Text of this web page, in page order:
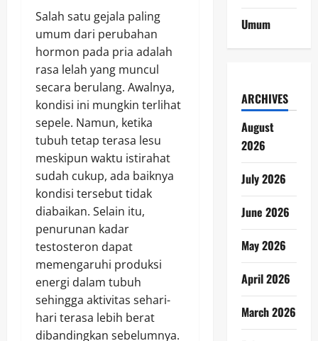
Salah satu gejala paling
umum dari perubahan
hormon pada pria adalah
rasa lelah yang muncul
secara berulang. Awalnya,
kondisi ini mungkin terlihat
sepele. Namun, ketika
tubuh tetap terasa lesu
meskipun waktu istirahat
sudah cukup, ada baiknya
kondisi tersebut tidak
diabaikan. Selain itu,
penurunan kadar
testosteron dapat
memengaruhi produksi
energi dalam tubuh
sehingga aktivitas sehari-
hari terasa lebih berat
dibandingkan sebelumnya.
Umum
ARCHIVES
August
2026
July 2026
June 2026
May 2026
April 2026
March 2026